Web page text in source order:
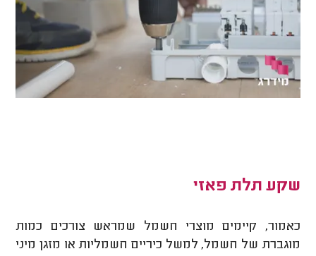
שקע תלת פאזי
כאמור, קיימים מוצרי חשמל שמראש צורכים כמות
מוגברת של חשמל, למשל כיריים חשמליות או מזגן מיני